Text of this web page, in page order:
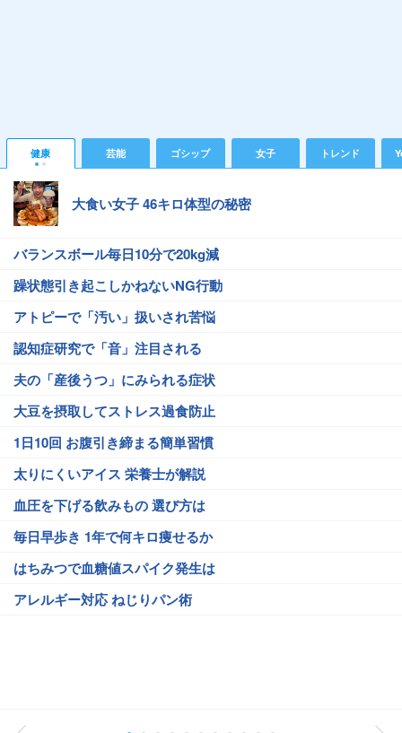
健康 芸能 ゴシップ 女子 トレンド
大食い女子 46キロ体型の秘密
バランスボール毎日10分で20kg減
躁状態引き起こしかねないNG行動
アトピーで「汚い」扱いされ苦悩
認知症研究で「音」注目される
夫の「産後うつ」にみられる症状
大豆を摂取してストレス過食防止
1日10回 お腹引き締まる簡単習慣
太りにくいアイス 栄養士が解説
血圧を下げる飲みもの 選び方は
毎日早歩き 1年で何キロ痩せるか
はちみつで血糖値スパイク発生は
アレルギー対応 ねじりパン術